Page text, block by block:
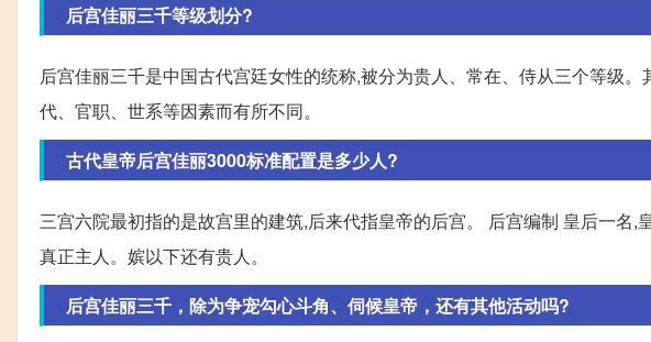
后宫佳丽三千等级划分?
后宫佳丽三千是中国古代宫廷女性的统称,被分为贵人、常在、侍从三个等级
代、官职、世系等因素而有所不同。
古代皇帝后宫佳丽3000标准配置是多少人?
三宫六院最初指的是故宫里的建筑,后来代指皇帝的后宫。 后宫编制 皇后一名
真正主人。嫔以下还有贵人。
后宫佳丽三千，除为争宠勾心斗角、伺候皇帝，还有其他活动吗?